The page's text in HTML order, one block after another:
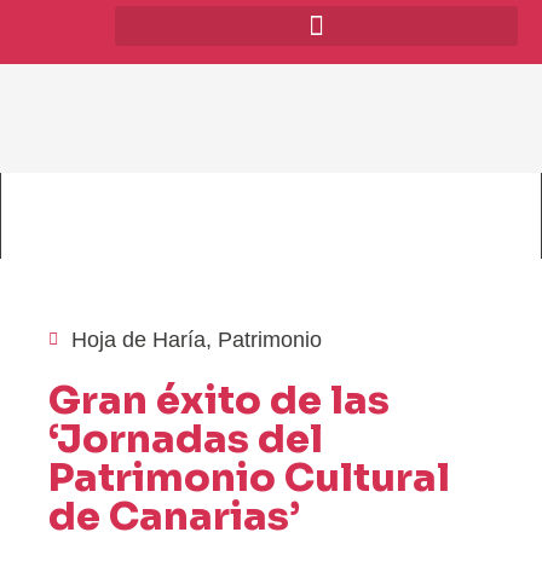
Hoja de Haría, Patrimonio
Gran éxito de las
‘Jornadas del
Patrimonio Cultural
de Canarias’